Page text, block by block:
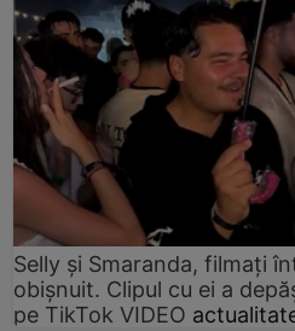
Selly și Smaranda, filmați
obișnuit. Clipul cu ei a
pe TikTok VIDEO